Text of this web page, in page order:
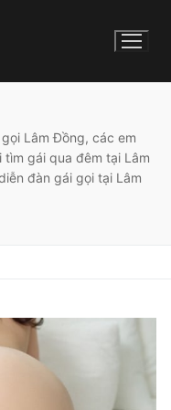
Lâm Đồng, các em
gái qua đêm tại Lâm
đàn gái gọi tại Lâm